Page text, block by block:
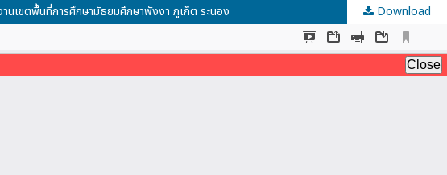
นเขตพื้นที่การศึกษามัธยมศึกษาพังงา ภูเก็ต ระนอง Download